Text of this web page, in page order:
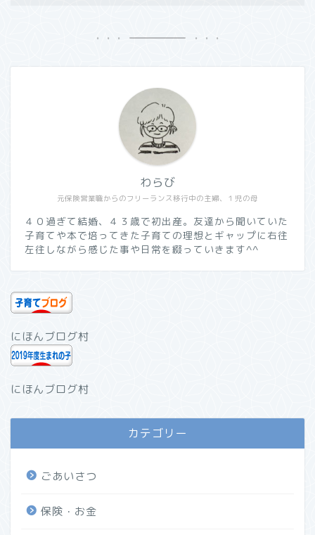
元保険営業職からのフリーランス移行中の主婦、１児の母
わらび
４０過ぎて結婚、４３歳で初出産。友達から聞いていた
子育てや本で培ってきた子育ての理想とギャップに右往
左往しながら感じた事や日常を綴っていきます^^
にほんブログ村
にほんブログ村
カテゴリー
ごあいさつ
保険・お金